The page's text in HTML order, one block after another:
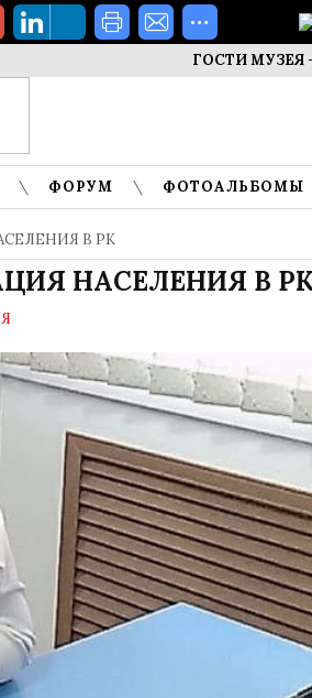
ГОСТИ МУЗЕЯ –
ФОРУМ ФОТОАЛЬБОМЫ
В РК
НАСЕЛЕНИЯ В